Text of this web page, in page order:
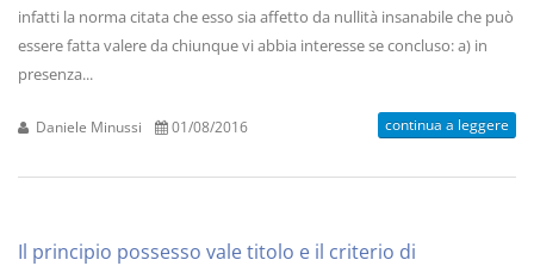
infatti la norma citata che esso sia affetto da nullità insanabile che può
essere fatta valere da chiunque vi abbia interesse se concluso: a) in
presenza...
Daniele Minussi 01/08/2016 continua a leggere
Il principio possesso vale titolo e il criterio di